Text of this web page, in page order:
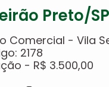
Preto/
Comercial - Vila
2178
- R$ 3.500,00